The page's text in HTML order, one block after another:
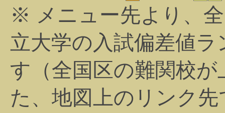
※ メニュー先より、
立大学の入試偏差値
す（全国区の難関校
た、地図上のリンク